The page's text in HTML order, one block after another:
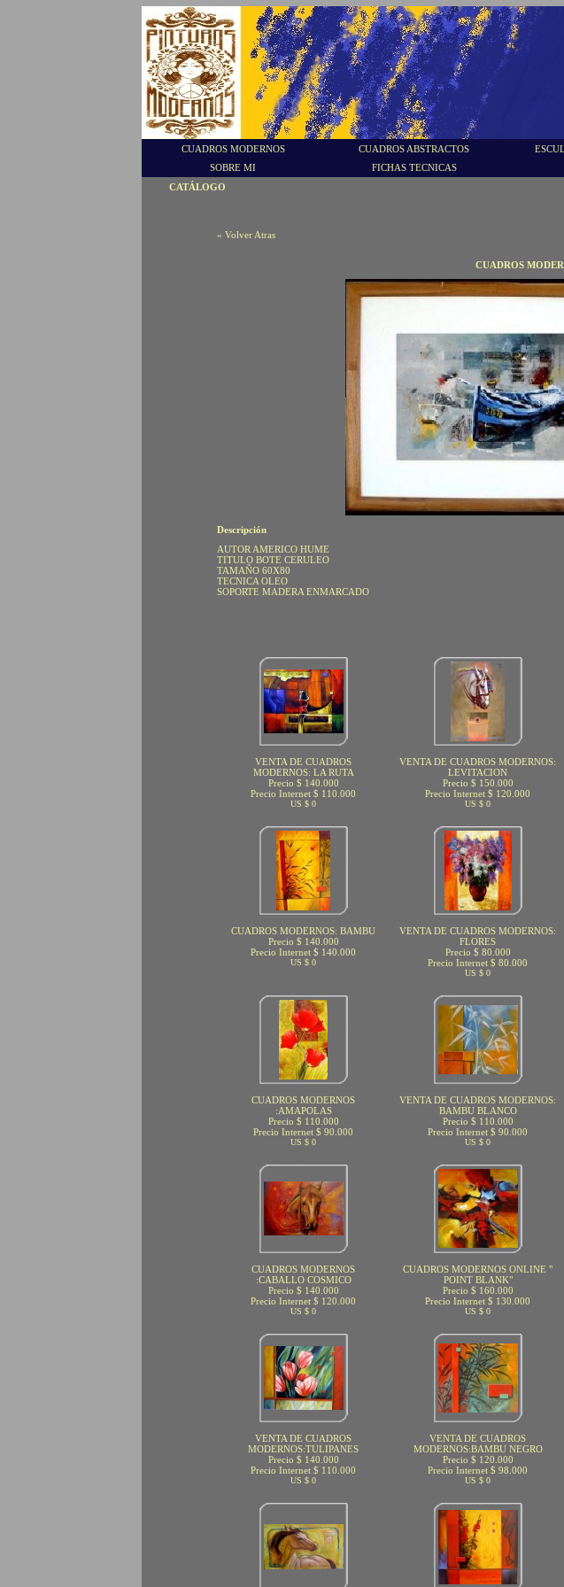
CUADROS MODERNOS CUADROS ABSTRACTOS
SOBRE MI
FICHAS TECNICAS
CATÁLOGO
« Volver Atras
CUADROS
Descripción
AUTOR AMERICO HUME
TITULO BOTE CERULEO
TAMAÑO 60X80
TECNICA OLEO
SOPORTE MADERA ENMARCADO
VENTA DE CUADROS
MODERNOS: LA RUTA
Precio $ 140.000
Precio Internet $ 110.000
US $ 0
VENTA DE CUADROS MODERNOS:
LEVITACION
Precio $ 150.000
Precio Internet $ 120.000
US $ 0
CUADROS MODERNOS: BAMBU
Precio $ 140.000
Precio Internet $ 140.000
US $ 0
VENTA DE CUADROS MODERNOS:
FLORES
Precio $ 80.000
Precio Internet $ 80.000
US $ 0
CUADROS MODERNOS
:AMAPOLAS
Precio $ 110.000
Precio Internet $ 90.000
US $ 0
VENTA DE CUADROS MODERNOS:
BAMBU BLANCO
Precio $ 110.000
Precio Internet $ 90.000
US $ 0
CUADROS MODERNOS
:CABALLO COSMICO
Precio $ 140.000
Precio Internet $ 120.000
US $ 0
CUADROS MODERNOS ONLINE "
POINT BLANK"
Precio $ 160.000
Precio Internet $ 130.000
US $ 0
VENTA DE CUADROS
MODERNOS:TULIPANES
Precio $ 140.000
Precio Internet $ 110.000
US $ 0
VENTA DE CUADROS
MODERNOS:BAMBU NEGRO
Precio $ 120.000
Precio Internet $ 98.000
US $ 0